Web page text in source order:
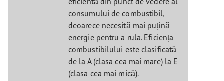
consumului de combustibil,
deoarece necesită mai puțină
energie pentru a rula. Eficiența
combustibilului este clasificată
de la A (clasa cea mai mare) la E
(clasa cea mai mică).